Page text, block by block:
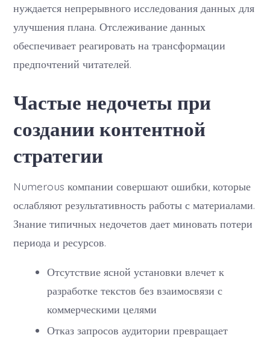
нуждается непрерывного исследования данных для
улучшения плана. Отслеживание данных
обеспечивает реагировать на трансформации
предпочтений читателей.
Частые недочеты при
создании контентной
стратегии
Numerous компании совершают ошибки, которые
ослабляют результативность работы с материалами.
Знание типичных недочетов дает миновать потери
периода и ресурсов.
Отсутствие ясной установки влечет к
разработке текстов без взаимосвязи с
коммерческими целями
Отказ запросов аудитории превращает